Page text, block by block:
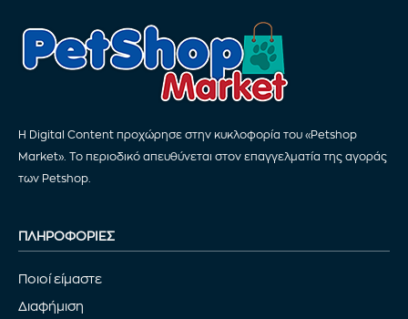
Η Digital Content προχώρησε στην κυκλοφορία του «Petshop
Market». Το περιοδικό απευθύνεται στον επαγγελματία της αγοράς
των Petshop.
ΠΛΗΡΟΦΟΡΙΕΣ
Ποιοί είμαστε
Διαφήμιση